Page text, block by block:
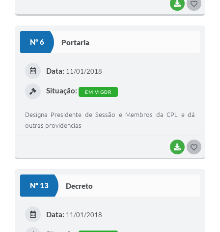
BAIXAR
Nº 6 Portaria
BAIXAR
Data: 11/01/2018
Situação: EM VIGOR
Designa Presidente de Sessão e Membros da CPL e dá
outras providencias
Nº 13 Decreto
Data: 11/01/2018